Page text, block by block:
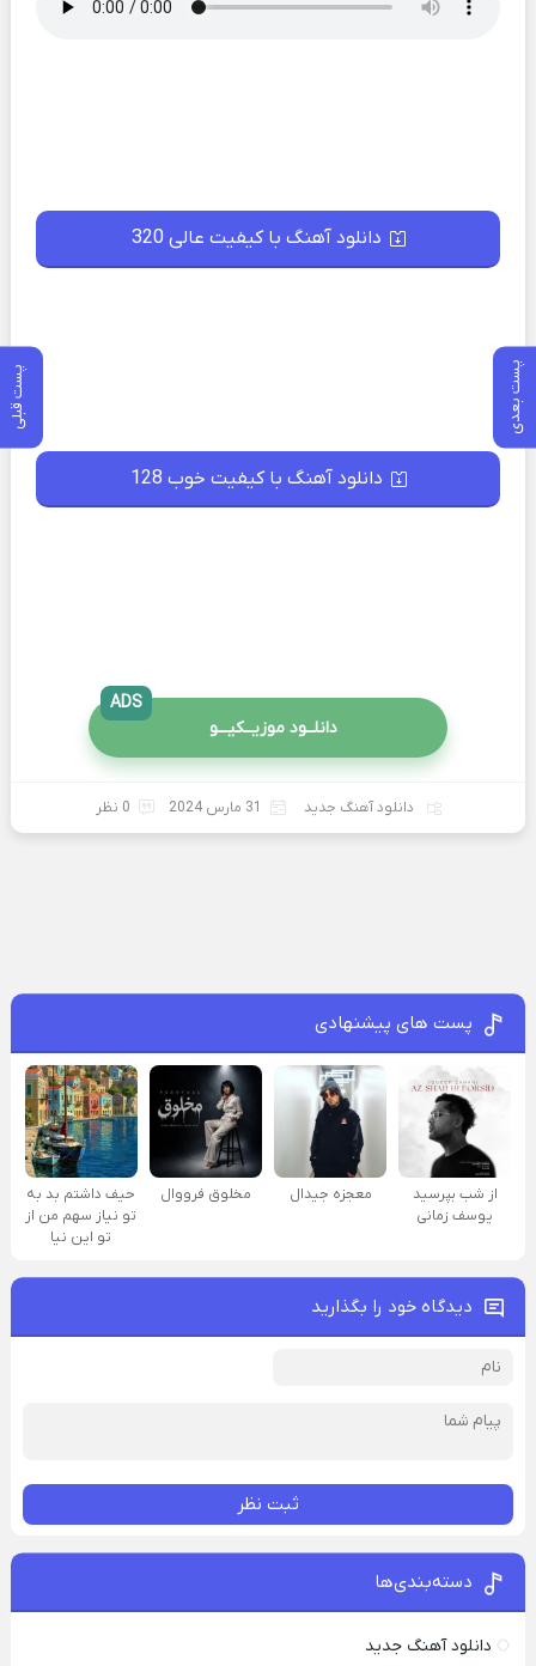
پست بعدی پست قبلی
دانلود آهنگ با کیفیت عالی 320
دانلود آهنگ با کیفیت خوب 128
دانلــود موزیــکیـــو
ADS
دانلود آهنگ جدید 31 مارس 2024 0 نظر
پست های پیشنهادی
از شب بپرسید
یوسف زمانی
معجزه جیدال مخلوق فرووال
حیف داشتم بد به
تو نیاز سهم من از
تو این نیا
دیدگاه خود را بگذارید
ثبت نظر
دسته‌بندی‌ها
دانلود آهنگ جدید